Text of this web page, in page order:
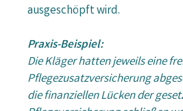
ausgeschöpft wird.
Praxis-Beispiel:
Die Kläger hatten jeweils eine
Pflegezusatzversicherung
die finanziellen Lücken der